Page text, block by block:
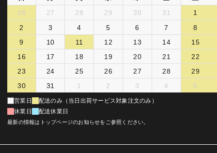
26
27 28 29 30 31
1
2
3 4 5 6 7
8
9
10 11 12 13 14
15
16
17 18 19 20 21
22
23
24 25 26 27 28
29
30
31 1 2 3 4 5
営業日
配送のみ（当日出荷サービス対象注文のみ）
休業日
配送休業日
最新の情報はトップページのお知らせをご参照ください。